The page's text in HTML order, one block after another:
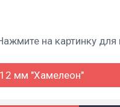
на картинку
мм "Хамелеон"